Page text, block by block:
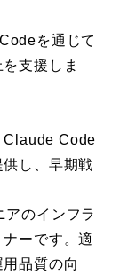
を通じて
支援しま
Claude Code
し、早期戦
のインフラ
ーです。適
品質の向